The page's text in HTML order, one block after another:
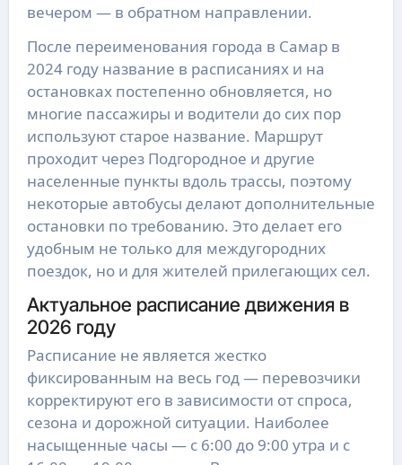
вечером — в обратном направлении.
После переименования города в Самар в
2024 году название в расписаниях и на
остановках постепенно обновляется, но
многие пассажиры и водители до сих пор
используют старое название. Маршрут
проходит через Подгородное и другие
населенные пункты вдоль трассы, поэтому
некоторые автобусы делают дополнительные
остановки по требованию. Это делает его
удобным не только для междугородних
поездок, но и для жителей прилегающих сел.
Актуальное расписание движения в
2026 году
Расписание не является жестко
фиксированным на весь год — перевозчики
корректируют его в зависимости от спроса,
сезона и дорожной ситуации. Наиболее
насыщенные часы — с 6:00 до 9:00 утра и с